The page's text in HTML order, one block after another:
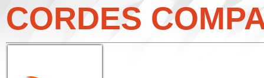
CORDES